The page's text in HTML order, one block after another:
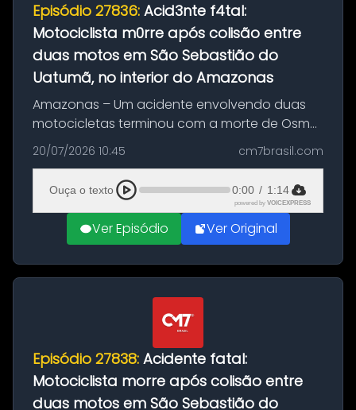
Episódio 27836: Acid3nte f4tal:
Motociclista m0rre após colisão entre
duas motos em São Sebastião do
Uatumã, no interior do Amazonas
Amazonas – Um acidente envolvendo duas
motocicletas terminou com a morte de Osmar
Figueiredo de Souza, de 38 anos, no município
de São Sebastião do Uatumã, no interior do
Amazonas. A colisão ocorreu n...
20/07/2026 10:45 cm7brasil.com
Ouça o texto 0:00 / 1:14
powered by VOICEXPRESS
Ver Episódio Ver Original
Episódio 27838: Acidente fatal:
Motociclista morre após colisão entre
duas motos em São Sebastião do